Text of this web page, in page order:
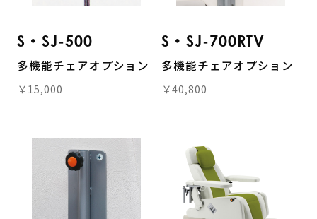
S・SJ-500
多機能チェアオプション
￥15,000
S・SJ-700RTV
多機能チェアオプション
￥40,800